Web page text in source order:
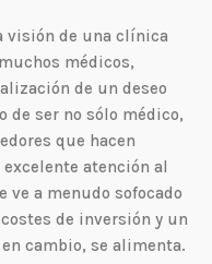
visión de una clínica
médicos,
de un deseo
de ser no sólo médico,
que hacen
atención al
ve a menudo sofocado
de inversión y un
cambio, se alimenta.